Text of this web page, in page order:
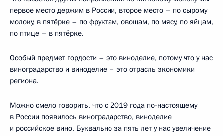
первое место держим в России, второе место – по сырому
молоку, в пятёрке – по фруктам, овощам, по мясу, по яйцам,
по птице – в пятёрке.
Особый предмет гордости – это виноделие, потому что у нас
виноградарство и виноделие – это отрасль экономики
региона.
Можно смело говорить, что с 2019 года по-настоящему
в России появилось виноградарство, виноделие
и российское вино. Буквально за пять лет у нас увеличение